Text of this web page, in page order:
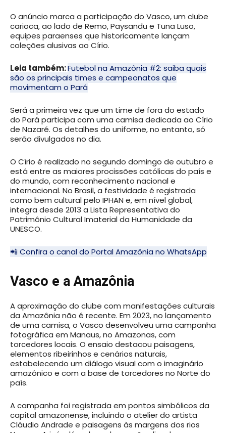
O anúncio marca a participação do Vasco, um clube
carioca, ao lado de Remo, Paysandu e Tuna Luso,
equipes paraenses que historicamente lançam
coleções alusivas ao Círio.
Leia também:Futebol na Amazônia #2: saiba quais
são os principais times e campeonatos que
movimentam o Pará
Será a primeira vez que um time de fora do estado
do Pará participa com uma camisa dedicada ao Círio
de Nazaré. Os detalhes do uniforme, no entanto, só
serão divulgados no dia.
O Círio é realizado no segundo domingo de outubro e
está entre as maiores procissões católicas do país e
do mundo, com reconhecimento nacional e
internacional. No Brasil, a festividade é registrada
como bem cultural pelo IPHAN e, em nível global,
integra desde 2013 a Lista Representativa do
Patrimônio Cultural Imaterial da Humanidade da
UNESCO.
📲 Confira o canal do Portal Amazônia no WhatsApp
Vasco e a Amazônia
A aproximação do clube com manifestações culturais
da Amazônia não é recente. Em 2023, no lançamento
de uma camisa, o Vasco desenvolveu uma campanha
fotográfica em Manaus, no Amazonas, com
torcedores locais. O ensaio destacou paisagens,
elementos ribeirinhos e cenários naturais,
estabelecendo um diálogo visual com o imaginário
amazônico e com a base de torcedores no Norte do
país.
A campanha foi registrada em pontos simbólicos da
capital amazonense, incluindo o atelier do artista
Cláudio Andrade e paisagens às margens dos rios